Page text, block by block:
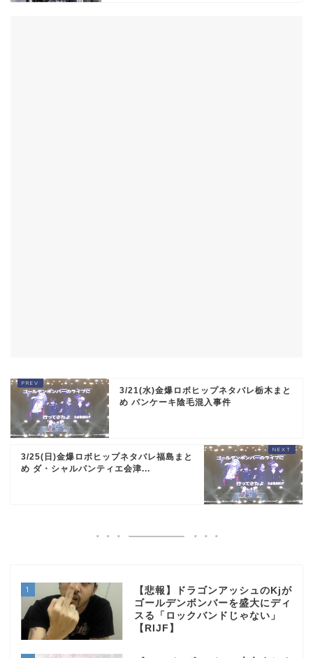
3/21(水)金爆ロボヒップネタバレ栃木まと
め パンケーキ陰毛混入事件
3/25(日)金爆ロボヒップネタバレ福島まと
め ダ・シャルパンティエ会津...
1
【悲報】ドラゴンアッシュのKjが
ゴールデンボンバーを盛大にディ
スる「ロックバンドじゃない」
【RIJF】